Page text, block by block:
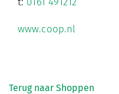
www.coop.nl
Terug naar Shoppen